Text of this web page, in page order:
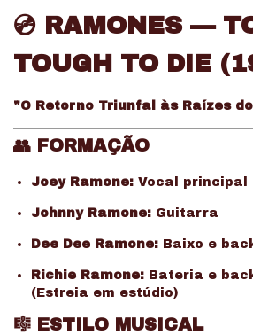
💿 RAMONES —
TOUGH TO DIE
"O Retorno Triunfal às Raízes
👥 FORMAÇÃO
Joey Ramone: Vocal principal
Johnny Ramone: Guitarra
Dee Dee Ramone: Baixo e
Richie Ramone: Bateria e
(Estreia em estúdio)
🎼 ESTILO MUSICAL